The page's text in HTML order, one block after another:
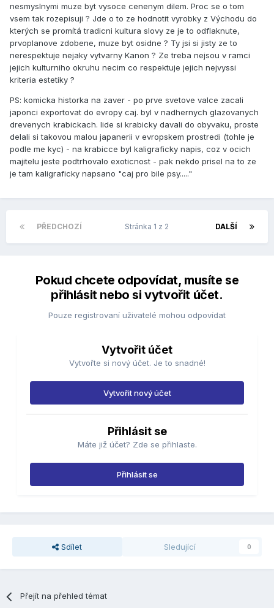
nesmyslnymi muze byt vysoce cenenym dilem. Proc se o tom
vsem tak rozepisuji ? Jde o to ze hodnotit vyrobky z Východu do
kterých se promítá tradicni kultura slovy ze je to odflaknute,
prvoplanove zdobene, muze byt osidne ? Ty jsi si jisty ze to
nerespektuje nejaky vytvarny Kanon ? Ze treba nejsou v ramci
jejich kulturniho okruhu necim co respektuje jejich nejvyssi
kriteria estetiky ?
PS: komicka historka na zaver - po prve svetove valce zacali
japonci exportovat do evropy caj. byl v nadhernych glazovanych
drevenych krabickach. lide si krabicky davali do obyvaku, proste
delali si takovou malou japanerii v evropskem prostredi (tohle je
podle me kyc) - na krabicce byl kaligraficky napis, coz v ocich
majitelu jeste podtrhovalo exoticnost - pak nekdo prisel na to ze
je tam kaligraficky napsano "caj pro bile psy....."
PŘEDCHOZÍ DALŠÍ
Stránka 1 z 2
Pokud chcete odpovídat, musíte se
přihlásit nebo si vytvořit účet.
Pouze registrovaní uživatelé mohou odpovídat
Vytvořit účet
Vytvořte si nový účet. Je to snadné!
Vytvořit nový účet
Přihlásit se
Máte již účet? Zde se přihlaste.
Přihlásit se
Sdílet Sledující 0
Přejít na přehled témat